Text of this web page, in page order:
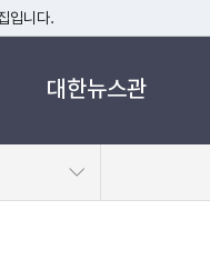
입니다.
부기관이 관리하는 누리집입니
대한뉴스관